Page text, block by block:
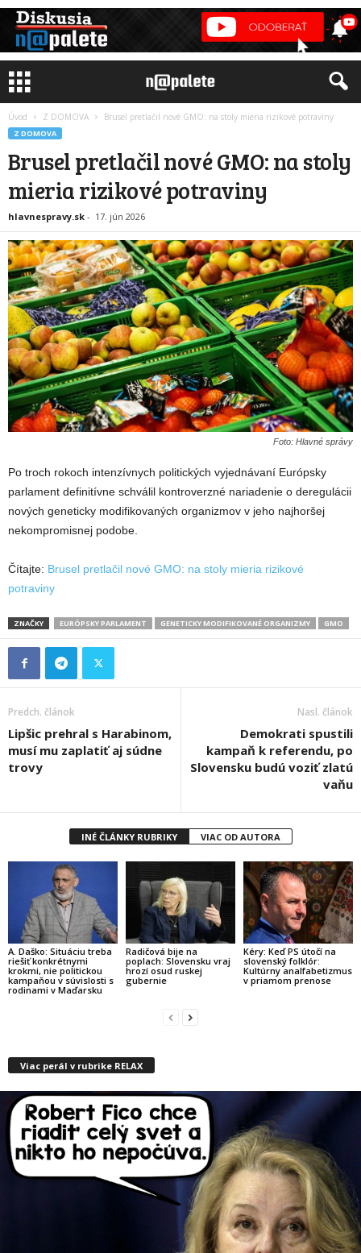
Úvod Z DOMOVA Brusel pretlačil nové GMO: na stoly mieria rizikové potraviny
Z DOMOVA
Brusel pretlačil nové GMO: na stoly
mieria rizikové potraviny
hlavnespravy.sk - 17. jún 2026
Foto: Hlavné správy
Po troch rokoch intenzívnych politických vyjednávaní Európsky
parlament definitívne schválil kontroverzné nariadenie o deregulácii
nových geneticky modifikovaných organizmov v jeho najhoršej
nekompromisnej podobe.
Čítajte: Brusel pretlačil nové GMO: na stoly mieria rizikové
potraviny
ZNAČKY EURÓPSKY PARLAMENT GENETICKY MODIFIKOVANÉ ORGANIZMY GMO
Predch. článok
Lipšic prehral s Harabinom,
musí mu zaplatiť aj súdne
trovy
Nasl. článok
Demokrati spustili
kampaň k referendu, po
Slovensku budú voziť zlatú
vaňu
INÉ ČLÁNKY RUBRIKY VIAC OD AUTORA
A. Daško: Situáciu treba
riešiť konkrétnymi
krokmi, nie politickou
kampaňou v súvislosti s
rodinami v Maďarsku
Radičová bije na
poplach: Slovensku vraj
hrozí osud ruskej
gubernie
Kéry: Keď PS útočí na
slovenský folklór:
Kultúrny analfabetizmus
v priamom prenose
Viac perál v rubrike RELAX